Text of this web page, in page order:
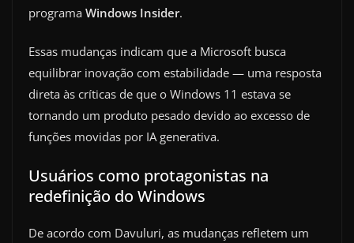
programa Windows Insider.
Essas mudanças indicam que a Microsoft busca
equilibrar inovação com estabilidade — uma resposta
direta às críticas de que o Windows 11 estava se
tornando um produto pesado devido ao excesso de
funções movidas por IA generativa.
Usuários como protagonistas na
redefinição do Windows
De acordo com Davuluri, as mudanças refletem um